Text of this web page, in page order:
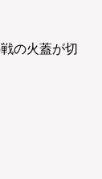
の火蓋が切